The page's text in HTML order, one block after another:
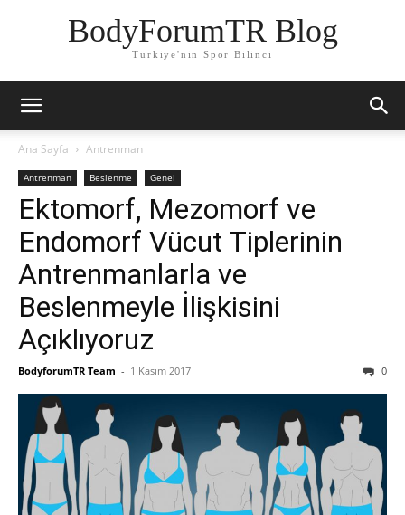
BodyForumTR Blog
Türkiye'nin Spor Bilinci
Ana Sayfa Antrenman
Antrenman Beslenme Genel
Ektomorf, Mezomorf ve
Endomorf Vücut Tiplerinin
Antrenmanlarla ve
Beslenmeyle İlişkisini
Açıklıyoruz
BodyforumTR Team - 1 Kasım 2017 0